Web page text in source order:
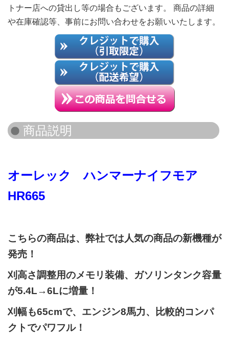
トナー店への貸出し等の場合もございます。 商品の詳細
や在庫確認等、事前にお問い合わせをお願いいたします。
オーレック ハンマーナイフモア
HR665
こちらの商品は、弊社では人気の商品の新機種が
発売！
刈高さ調整用のメモリ装備、ガソリンタンク容量
が5.4L→6Lに増量！
刈幅も65cmで、エンジン8馬力、比較的コンパ
クトでパワフル！